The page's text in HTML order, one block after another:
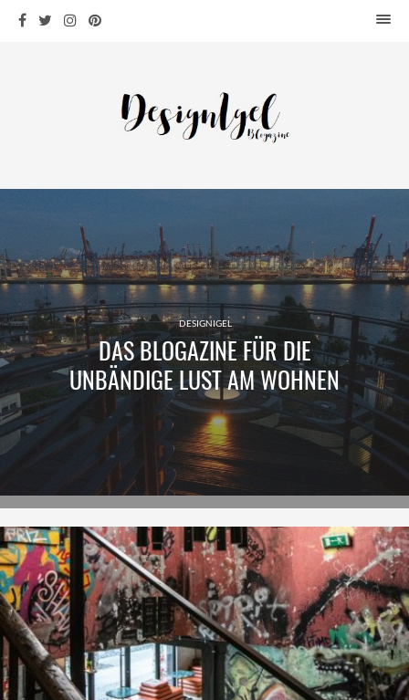
WOHNEN
KÜCHE
KINDERKRAM
DEKO
OUTDOOR
ARCHITEKTUR
ÜBER MICH
KONTAKT
DESIGNIGEL
DAS BLOGAZINE FÜR DIE
UNBÄNDIGE LUST AM WOHNEN